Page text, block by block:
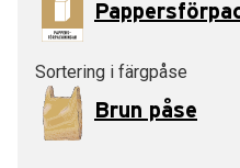
Sortering i färgpåse
Brun påse